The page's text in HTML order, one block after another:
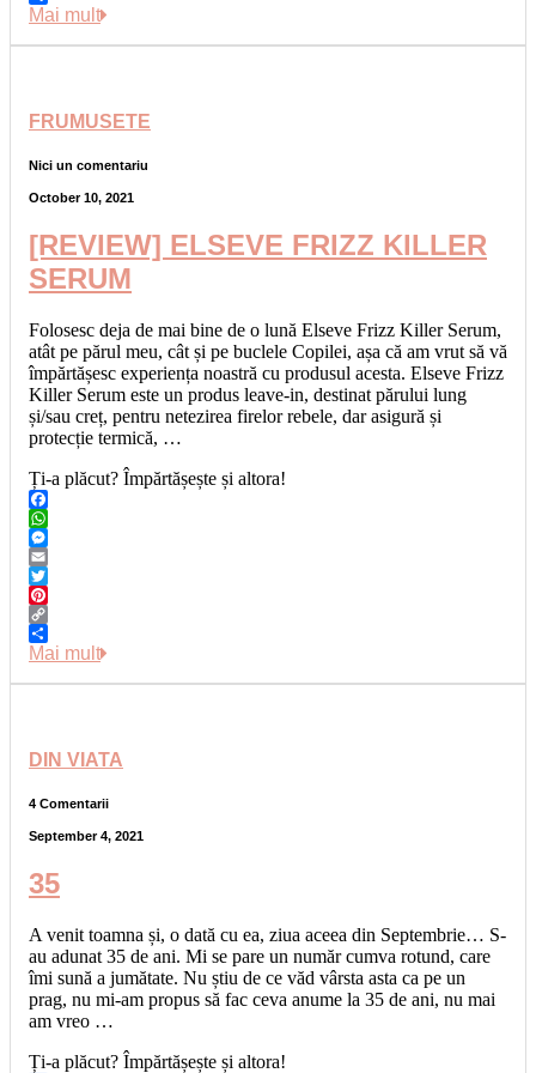
Link
Share
Mai mult
FRUMUSETE
Nici un comentariu
October 10, 2021
[REVIEW] ELSEVE FRIZZ KILLER
SERUM
Folosesc deja de mai bine de o lună Elseve Frizz Killer Serum,
atât pe părul meu, cât și pe buclele Copilei, așa că am vrut să vă
împărtășesc experiența noastră cu produsul acesta. Elseve Frizz
Killer Serum este un produs leave-in, destinat părului lung
și/sau creț, pentru netezirea firelor rebele, dar asigură și
protecție termică, …
Ți-a plăcut? Împărtășește și altora!
Facebook
WhatsApp
Messenger
Email
Twitter
Pinterest
Copy
Link
Share
Mai mult
DIN VIATA
4 Comentarii
September 4, 2021
35
A venit toamna și, o dată cu ea, ziua aceea din Septembrie… S-
au adunat 35 de ani. Mi se pare un număr cumva rotund, care
îmi sună a jumătate. Nu știu de ce văd vârsta asta ca pe un
prag, nu mi-am propus să fac ceva anume la 35 de ani, nu mai
am vreo …
Ți-a plăcut? Împărtășește și altora!